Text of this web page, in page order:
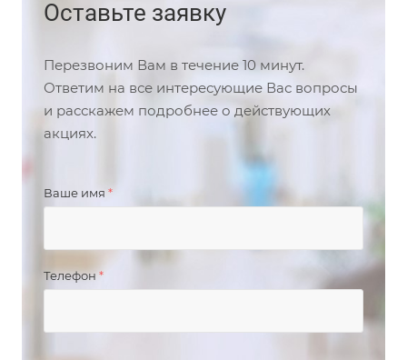
Оставьте заявку
Перезвоним Вам в течение 10 минут.
Ответим на все интересующие Вас вопросы
и расскажем подробнее о действующих
акциях.
Ваше имя *
Телефон*